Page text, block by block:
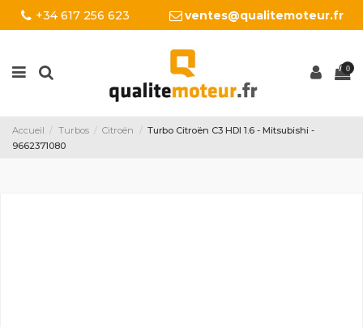
+34 617 256 623 ventes@qualitemoteur.fr
0
Accueil Turbos Citroën
Turbo Citroën C3 HDI 1.6 - Mitsubishi -
9662371080